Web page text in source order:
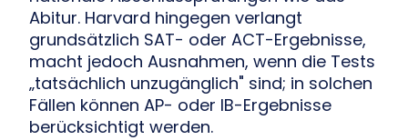
Abitur. Harvard hingegen verlangt
grundsätzlich SAT- oder ACT-Ergebnisse,
macht jedoch Ausnahmen, wenn die Tests
„tatsächlich unzugänglich" sind; in solchen
Fällen können AP- oder IB-Ergebnisse
berücksichtigt werden.